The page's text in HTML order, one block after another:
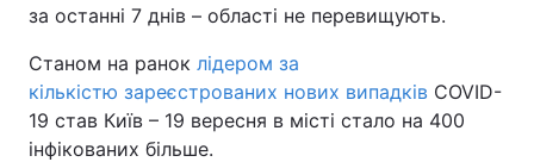
за останні 7 днів – області не перевищують.
Станом на ранок лідером за
кількістю зареєстрованих нових випадків COVID-
19 став Київ – 19 вересня в місті стало на 400
інфікованих більше.